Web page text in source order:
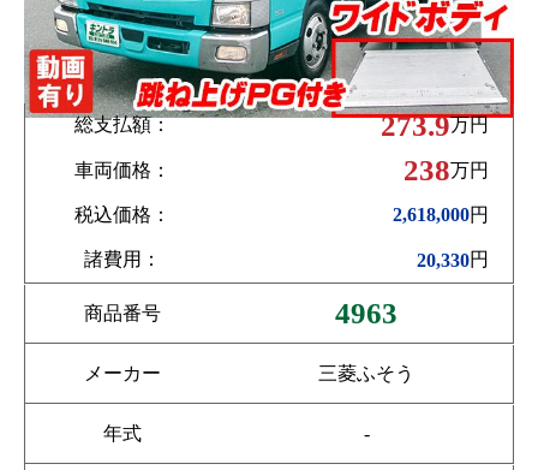
総支払額： 273.9万円
車両価格： 238万円
税込価格： 2,618,000円
諸費用： 20,330円
商品番号 4963
メーカー 三菱ふそう
年式 -